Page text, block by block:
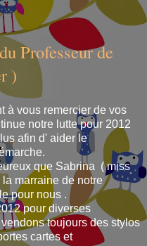
Professeur de
)
à vous remercier de vos
notre lutte pour 2012
afin d' aider le
que Sabrina ( miss
marraine de notre
pour nous .
pour diverses
toujours des stylos
cartes et